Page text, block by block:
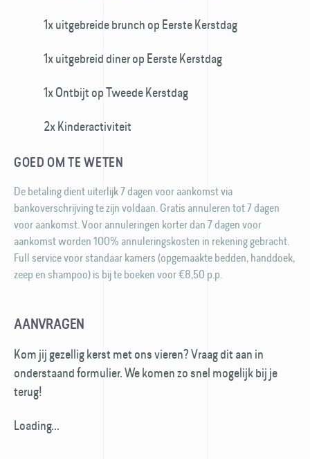
1x uitgebreide brunch op Eerste Kerstdag
1x uitgebreid diner op Eerste Kerstdag
1x Ontbijt op Tweede Kerstdag
2x Kinderactiviteit
GOED OM TE WETEN
De betaling dient uiterlijk 7 dagen voor aankomst via
bankoverschrijving te zijn voldaan. Gratis annuleren tot 7 dagen
voor aankomst. Voor annuleringen korter dan 7 dagen voor
aankomst worden 100% annuleringskosten in rekening gebracht.
Full service voor standaar kamers (opgemaakte bedden, handdoek,
zeep en shampoo) is bij te boeken voor €8,50 p.p.
AANVRAGEN
Kom jij gezellig kerst met ons vieren? Vraag dit aan in
onderstaand formulier. We komen zo snel mogelijk bij je
terug!
Loading...